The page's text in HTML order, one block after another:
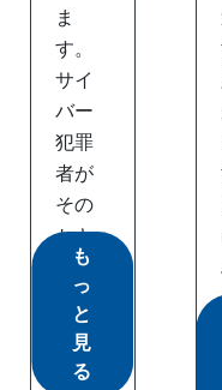
ま
す。
サイ
バー
犯罪
者が
その
セキ
ュリ...
も
っ
と
見
る